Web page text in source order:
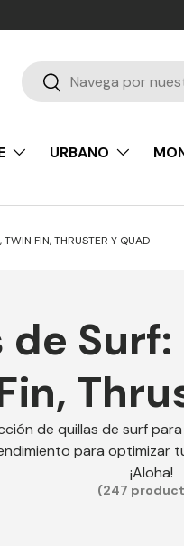
Buscar
Buscar
URBANO
TWIN FIN, THRUSTER Y QUAD
de quillas de surf
para optimizar
¡Aloha!
(247